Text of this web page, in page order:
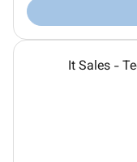
It Sales -